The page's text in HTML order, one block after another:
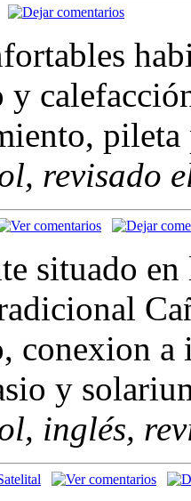
y
revisado
situado
conexion
y
inglés,